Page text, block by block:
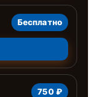
Бесплатно
750 ₽